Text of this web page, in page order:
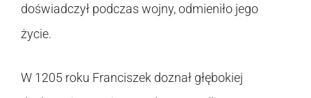
doświadczył podczas wojny, odmieniło jego
życie.
W 1205 roku Franciszek doznał głębokiej